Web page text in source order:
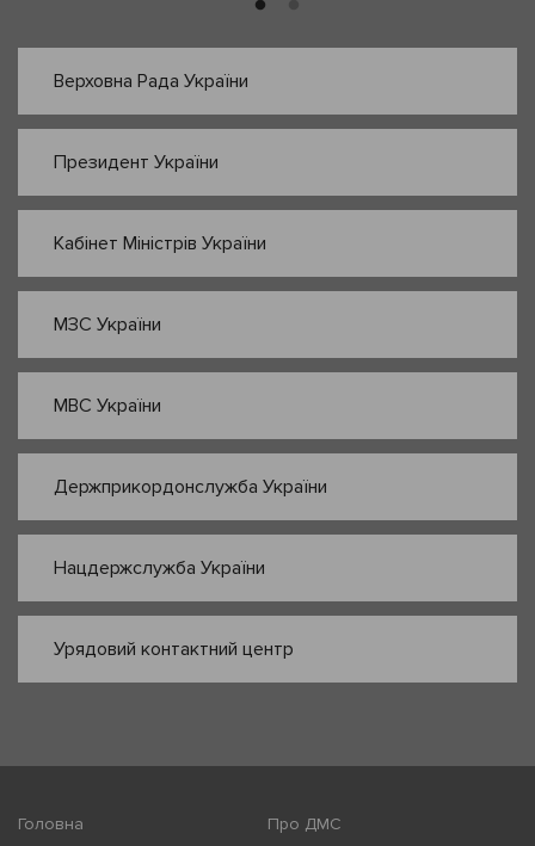
Верховна Рада України
Президент України
Кабінет Міністрів України
МЗС України
МВС України
Держприкордонслужба України
Нацдержслужба України
Урядовий контактний центр
Головна Про ДМС